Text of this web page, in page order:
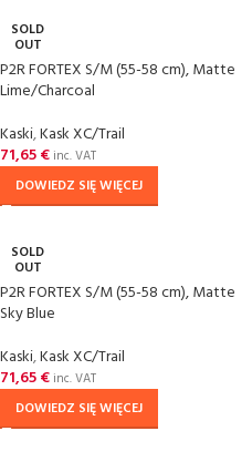
SOLD
OUT
P2R FORTEX S/M (55-58 cm), Matte
Lime/Charcoal
Kaski,Kask XC/Trail
71,65€ inc. VAT
DOWIEDZ SIĘ WIĘCEJ
SOLD
OUT
P2R FORTEX S/M (55-58 cm), Matte
Sky Blue
Kaski,Kask XC/Trail
71,65€ inc. VAT
DOWIEDZ SIĘ WIĘCEJ